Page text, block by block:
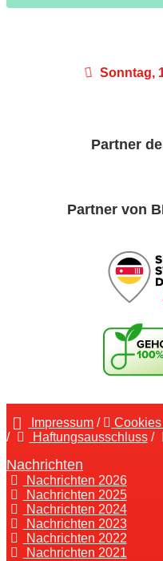
Sonntag,
Partner
Partner von
Impressum /
/
Haftungsausschluss /
Nachrichten
Nachrichten 2026
Nachrichten 2025
Nachrichten 2024
Nachrichten 2023
Nachrichten 2022
Nachrichten 2021